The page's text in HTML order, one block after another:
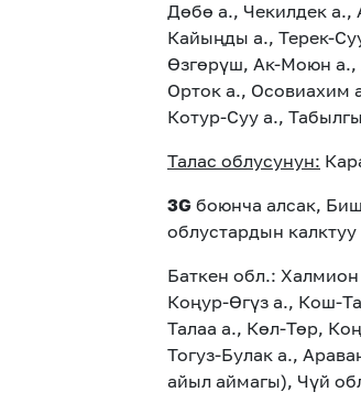
Дөбө а., Чекилдек
Кайыңды а., Терек-
Өзгөрүш, Ак-Моюн
Орток а., Осовиахим
Котур-Суу а.,
Талас облусунун:
3G боюнча алсак,
облустардын
Баткен обл.:
Коңур-Өгүз а.,
Талаа а., Көл-Төр,
Тогуз-Булак а.,
айыл аймагы), Чүй